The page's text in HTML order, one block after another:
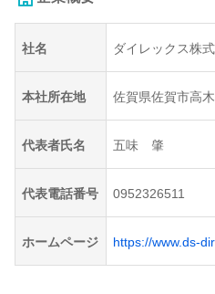
社名 ダイレックス株
本社所在地 佐賀県佐賀市高
代表者氏名 五味 肇
代表電話番号 0952326511
ホームページ https://www.ds-